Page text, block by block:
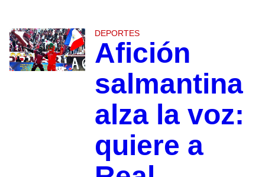
DEPORTES
Afición
salmantina
alza la voz:
quiere a